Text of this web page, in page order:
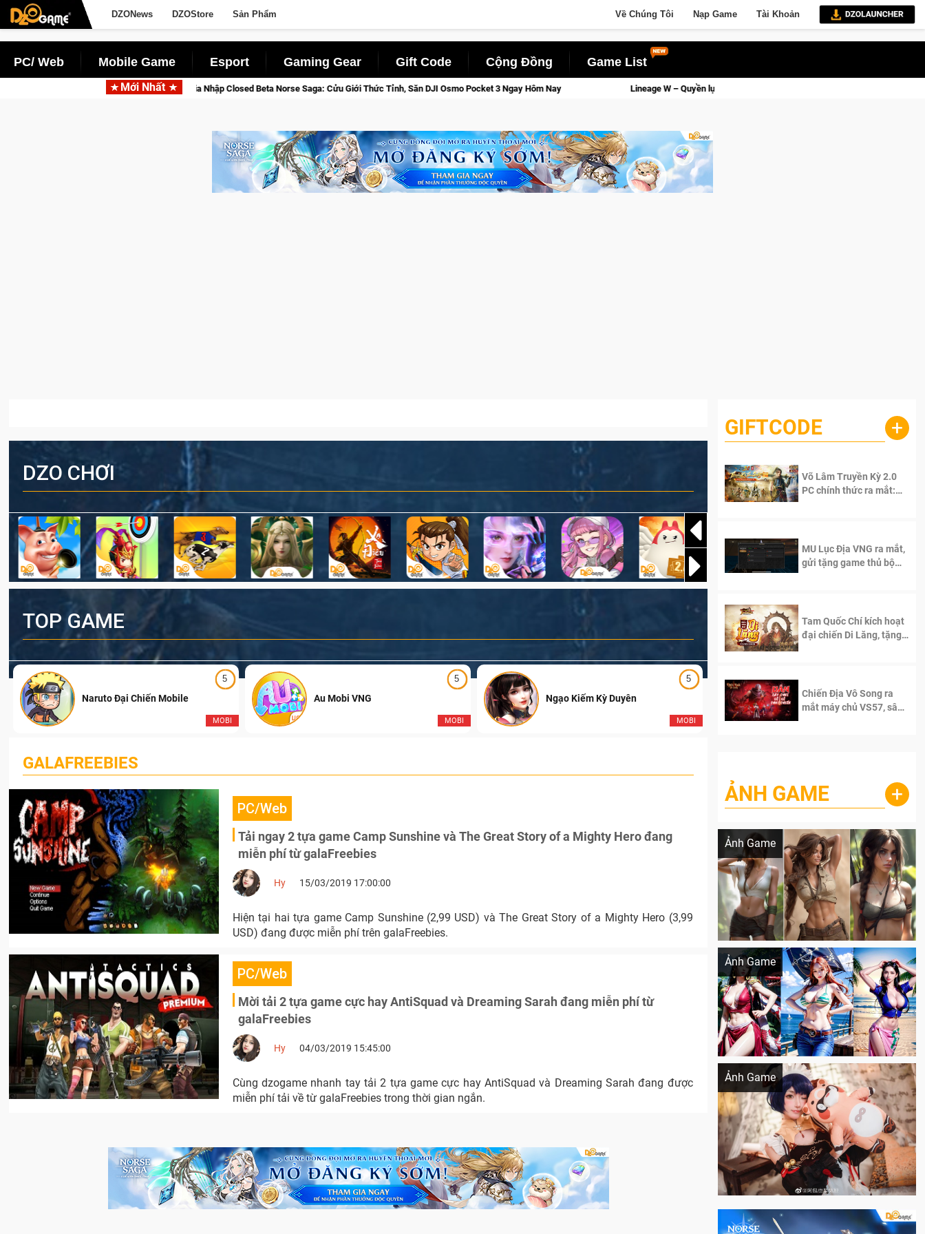
DZONews DZOStore Sản Phẩm Về Chúng Tôi Nạp Game Tài Khoản
PC/ Web Mobile Game Esport Gaming Gear Gift Code Cộng Đồng Game List
Mới Nhất
Gia Nhập Closed Beta Norse Saga: Cửu Giới Thức Tỉnh, Săn DJI Osmo Pocket 3 Ngay Hôm Nay Lineage W – Quyền lực và tài phú sẽ về tay kẻ đoạt được Vương Quyền thành Kent sắp tới!
DZO CHƠI
TOP GAME
5
MOBI
Naruto Đại Chiến Mobile
5
MOBI
Au Mobi VNG
5
MOBI
Ngạo Kiếm Kỳ Duyên Ngạo Thiên Mobile
GALAFREEBIES
PC/Web
Tải ngay 2 tựa game Camp Sunshine và The Great Story of a Mighty Hero đang
miễn phí từ galaFreebies
Hy 15/03/2019 17:00:00
Hiện tại hai tựa game Camp Sunshine (2,99 USD) và The Great Story of a Mighty Hero (3,99
USD) đang được miễn phí trên galaFreebies.
PC/Web
Mời tải 2 tựa game cực hay AntiSquad và Dreaming Sarah đang miễn phí từ
galaFreebies
Hy 04/03/2019 15:45:00
Cùng dzogame nhanh tay tải 2 tựa game cực hay AntiSquad và Dreaming Sarah đang được
miễn phí tải về từ galaFreebies trong thời gian ngắn.
GIFTCODE +
Võ Lâm Truyền Kỳ 2.0
PC chính thức ra mắt:
MU Lục Địa VNG ra mắt,
gửi tặng game thủ bộ
Tam Quốc Chí kích hoạt
đại chiến Di Lăng, tặng
Chiến Địa Vô Song ra
mắt máy chủ VS57, sân
ẢNH GAME +
Ảnh Game
Lala Croft vừa nóng vừa xinh dưới nét vẽ
Ảnh Game
Khi AI Cosplay gái đẹp One Piece
Ảnh Game
Cosplay Xiangling siêu cute